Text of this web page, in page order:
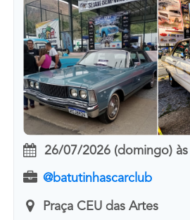
26/07/2026 (domingo) às
@batutinhascarclub
Praça CEU das Artes